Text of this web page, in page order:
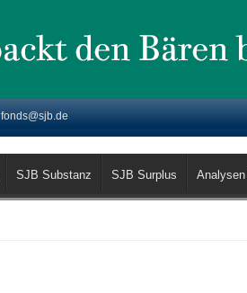
fonds@sjb.de
SJB Substanz SJB Surplus